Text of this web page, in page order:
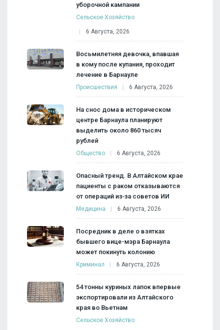
уборочной кампании
Сельское Хозяйство
6 Августа, 2026
Восьмилетняя девочка, впавшая
в кому после купания, проходит
лечение в Барнауле
Происшествия 6 Августа, 2026
На снос дома в историческом
центре Барнаула планируют
выделить около 860 тысяч
рублей
Общество 6 Августа, 2026
Опасный тренд. В Алтайском крае
пациенты с раком отказываются
от операций из‑за советов ИИ
Медицина 6 Августа, 2026
Посредник в деле о взятках
бывшего вице-мэра Барнаула
может покинуть колонию
Криминал 6 Августа, 2026
54 тонны куриных лапок впервые
экспортировали из Алтайского
края во Вьетнам
Сельское Хозяйство